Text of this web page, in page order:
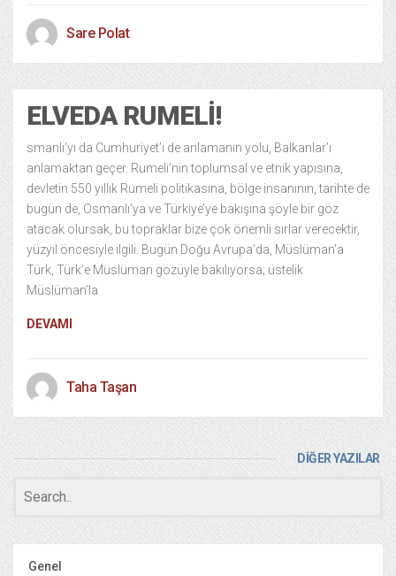
Sare Polat
ELVEDA RUMELI!
smanlı’yı da Cumhuriyet’i de anlamanın yolu, Balkanlar’ı
anlamaktan geçer. Rumeli’nin toplumsal ve etnik yapısına,
devletin 550 yıllık Rumeli politikasına, bölge insanının, tarihte de
bugün de, Osmanlı’ya ve Türkiye’ye bakışına şöyle bir göz
atacak olursak, bu topraklar bize çok önemli sırlar verecektir,
yüzyıl öncesiyle ilgili. Bugün Doğu Avrupa’da, Müslüman’a
Türk, Türk’e Müslüman gözüyle bakılıyorsa; üstelik
Müslüman’la
DEVAMI
Taha Taşan
DİĞER YAZILAR
Genel